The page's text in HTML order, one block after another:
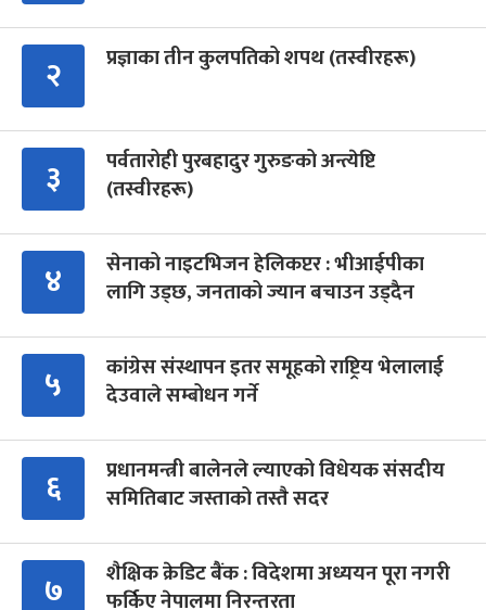
२ प्रज्ञाका तीन कुलपतिको शपथ (तस्वीरहरू)
३
पर्वतारोही पुरबहादुर गुरुङको अन्त्येष्टि
(तस्वीरहरू)
४
सेनाको नाइटभिजन हेलिकप्टर : भीआईपीका
लागि उड्छ, जनताको ज्यान बचाउन उड्दैन
५
कांग्रेस संस्थापन इतर समूहको राष्ट्रिय भेलालाई
देउवाले सम्बोधन गर्ने
६
प्रधानमन्त्री बालेनले ल्याएको विधेयक संसदीय
समितिबाट जस्ताको तस्तै सदर
७
शैक्षिक क्रेडिट बैंक : विदेशमा अध्ययन पूरा नगरी
फर्किए नेपालमा निरन्तरता